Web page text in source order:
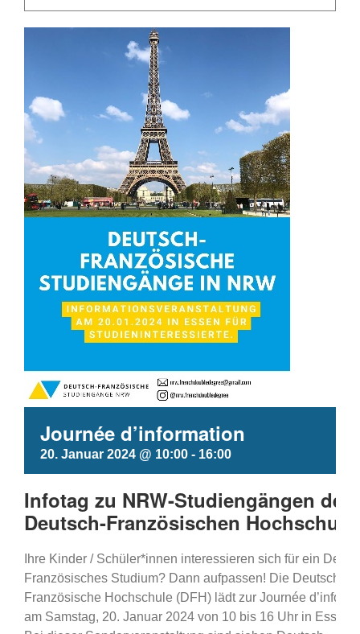
Journée d’information
20. Januar 2024 @ 10:00 - 16:00
Infotag zu NRW-Studiengängen der
Deutsch-Französischen Hochschule
Ihre Kinder / Schüler*innen interessieren sich für ein
Französisches Studium? Dann aufpassen! Die Deutsch-
Französische Hochschule (DFH) lädt zur Journée
am Samstag, 20. Januar 2024 von 10 bis 16 Uhr in Essen